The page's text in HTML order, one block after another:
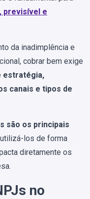
previsível e
da inadimplência e
cobrar bem exige
estratégia,
canais e tipos de
são os principais
los de forma
diretamente os
no